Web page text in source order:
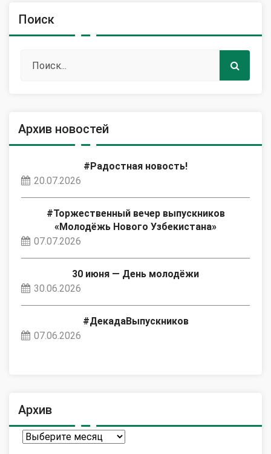
Поиск
Архив новостей
#Радостная новость!
20.07.2026
#Торжественный вечер выпускников
«Молодёжь Нового Узбекистана»
07.07.2026
30 июня — День молодёжи
30.06.2026
#ДекадаВыпускников
07.06.2026
Архив
Архив